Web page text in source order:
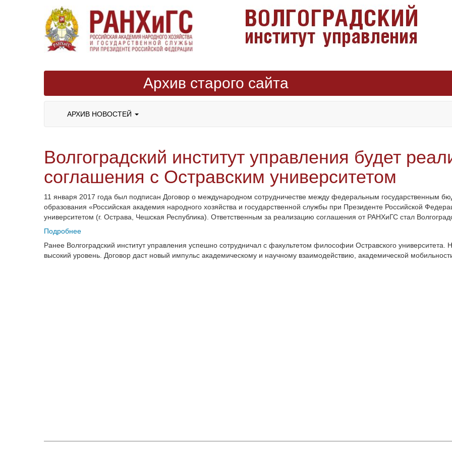
Архив старого сайта
АРХИВ НОВОСТЕЙ
Волгоградский институт управления будет
соглашения с Остравским университетом
11 января 2017 года был подписан Договор о международном сотрудничестве между федеральным государственным
образования «Российская академия народного хозяйства и государственной службы при Президенте Российской
университетом (г. Острава, Чешская Республика). Ответственным за реализацию соглашения от РАНХиГС стал
Подробнее
Ранее Волгоградский институт управления успешно сотрудничал с факультетом философии Остравского
высокий уровень. Договор даст новый импульс академическому и научному взаимодействию, академической